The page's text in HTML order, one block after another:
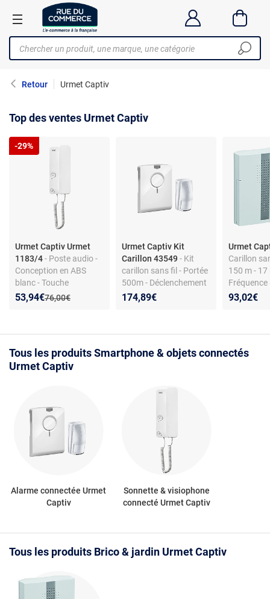
Retour Urmet Captiv
Top des ventes Urmet Captiv
Urmet Captiv Urmet
1183/4- Poste audio -
Conception en ABS
blanc - Touche
d'ouverture de porte - 3
Ancien prix :
76,00€
Nouveau prix :
53,94€
Réduction de :
-29%
Urmet Captiv Kit
Carillon 43549 - Kit
carillon sans fil - Portée
500m - Déclenchement
infrarouge - Sonnerie
174,89€
Urmet
Carillon
150 m - 17
93,02€
Tous les produits Smartphone & objets connectés
Urmet Captiv
Alarme connectée Urmet
Captiv
Sonnette & visiophone
connecté Urmet Captiv
Tous les produits Brico & jardin Urmet Captiv